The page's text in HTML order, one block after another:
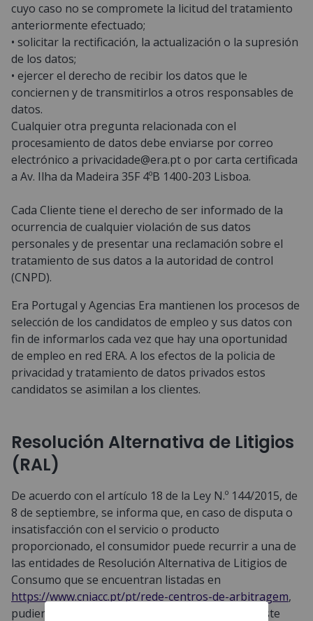
cuyo caso no se compromete la licitud del tratamiento
anteriormente efectuado;
• solicitar la rectificación, la actualización o la supresión
de los datos;
• ejercer el derecho de recibir los datos que le
conciernen y de transmitirlos a otros responsables de
datos.
Cualquier otra pregunta relacionada con el
procesamiento de datos debe enviarse por correo
electrónico a privacidade@era.pto por carta certificada
a Av. Ilha da Madeira 35F 4ºB 1400-203 Lisboa.
Cada Cliente tiene el derecho de ser informado de la
ocurrencia de cualquier violación de sus datos
personales y de presentar una reclamación sobre el
tratamiento de sus datos a la autoridad de control
(CNPD).
Era Portugal y Agencias Era mantienen los procesos de
selección de los candidatos de empleo y sus datos con
fin de informarlos cada vez que hay una oportunidad
de empleo en red ERA. A los efectos de la policia de
privacidad y tratamiento de datos privados estos
candidatos se asimilan a los clientes.
Resolución Alternativa de Litigios
(RAL)
De acuerdo con el artículo 18 de la Ley N.º 144/2015, de
8 de septiembre, se informa que, en caso de disputa o
insatisfacción con el servicio o producto
proporcionado, el consumidor puede recurrir a una de
las entidades de Resolución Alternativa de Litigios de
Consumo que se encuentran listadas en
https://www.cniacc.pt/pt/rede-centros-de-arbitragem,
pudiendo obtener información adicional sobre este